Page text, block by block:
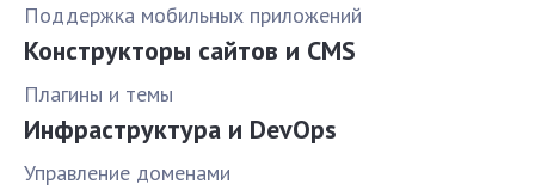
Поддержка мобильных приложений
Конструкторы сайтов и CMS
Плагины и темы
Инфраструктура и DevOps
Управление доменами